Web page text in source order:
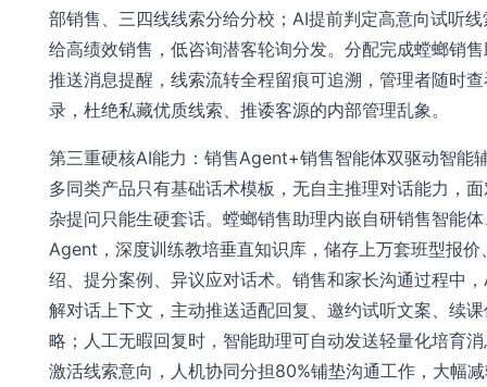
部销售、三四线线索分给分校；AI提前判定高意向试听
给高绩效销售，低咨询潜客轮询分发。分配完成螳螂销
推送消息提醒，线索流转全程留痕可追溯，管理者随时
录，杜绝私藏优质线索、推诿客源的内部管理乱象。
第三重硬核AI能力：销售Agent+销售智能体双驱动智能
多同类产品只有基础话术模板，无自主推理对话能力，
杂提问只能生硬套话。螳螂销售助理内嵌自研销售智能
Agent，深度训练教培垂直知识库，储存上万套班型报价
绍、提分案例、异议应对话术。销售和家长沟通过程中
解对话上下文，主动推送适配回复、邀约试听文案、续
略；人工无暇回复时，智能助理可自动发送轻量化培育
激活线索意向，人机协同分担80%铺垫沟通工作，大幅